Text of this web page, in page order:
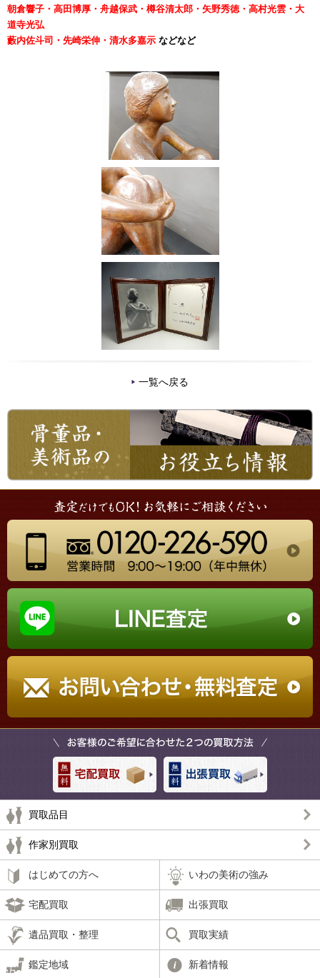
朝倉響子・高田博厚・舟越保武・樽谷清太郎・矢野秀徳・高村光雲・大
道寺光弘
藪内佐斗司・先崎栄伸・清水多嘉示 などなど
一覧へ戻る
買取品目
作家別買取
はじめての方へ いわの美術の強み
宅配買取 出張買取
遺品買取・整理 買取実績
鑑定地域 新着情報